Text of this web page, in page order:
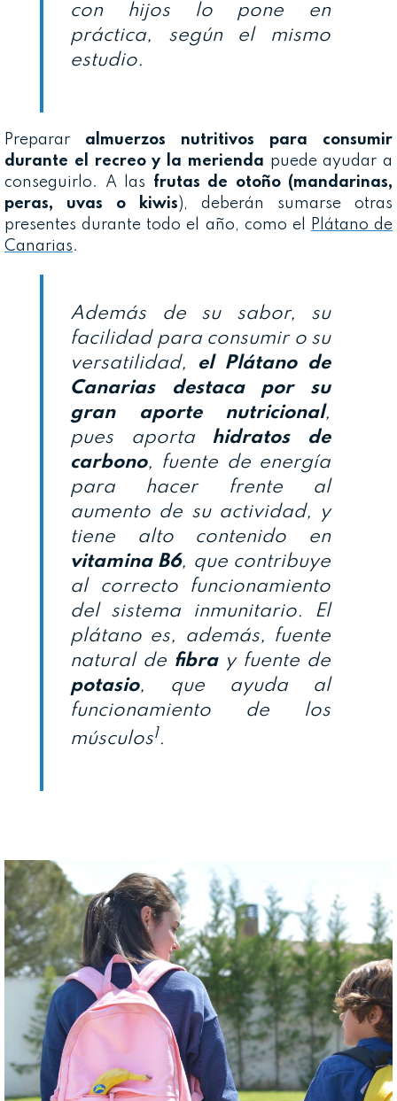
con hijos lo pone en
práctica, según el mismo
estudio.
Preparar almuerzos nutritivos para consumir
durante el recreo y la merienda puede ayudar a
conseguirlo. A las frutas de otoño (mandarinas,
peras, uvas o kiwis ), deberán sumarse otras
presentes durante todo el año, como el
Plátano de
Canarias.
Además de su sabor, su
facilidad para consumir o su
versatilidad, el Plátano de
Canarias destaca por su
gran aporte nutricional,
pues aportahidratos de
carbono, fuente de energía
para hacer frente al
aumento de su actividad, y
tiene alto contenido en
vitamina B6, que contribuye
al correcto funcionamiento
del sistema inmunitario. El
plátano es, además, fuente
natural de fibray fuente de
potasio, que ayuda al
funcionamiento de los
músculos1.